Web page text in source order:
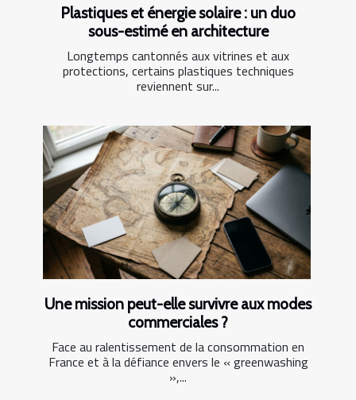
Plastiques et énergie solaire : un duo
sous-estimé en architecture
Longtemps cantonnés aux vitrines et aux
protections, certains plastiques techniques
reviennent sur...
Une mission peut-elle survivre aux modes
commerciales ?
Face au ralentissement de la consommation en
France et à la défiance envers le « greenwashing
»,...